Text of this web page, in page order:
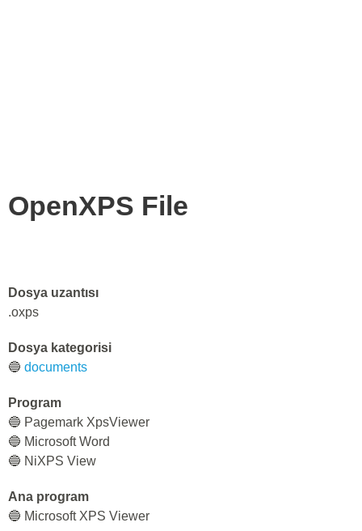
OpenXPS File
Dosya uzantısı
.oxps
Dosya kategorisi
🔵 documents
Program
🔵 Pagemark XpsViewer
🔵 Microsoft Word
🔵 NiXPS View
Ana program
🔵 Microsoft XPS Viewer